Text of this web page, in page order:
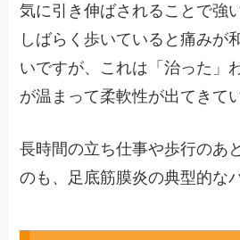
気に引き伸ばされることで強
しばらく歩いていると痛みが
いですが、これは「治った」
が温まって柔軟性が出てきて
長時間の立ち仕事や歩行のあ
のも、足底筋膜炎の典型的な